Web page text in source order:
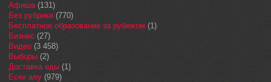
Афиша(131)
Без рубрики (770)
Бесплатное образование за рубежом (1)
Бизнес (27)
Видео (3 458)
Выборы (2)
Доставка еды (1)
Еске алу (979)